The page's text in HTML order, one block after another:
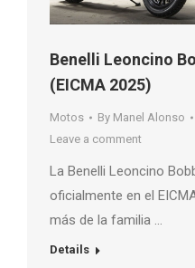
Benelli Leoncino
(EICMA 2025)
Motos By Manel Alonso
Leave a comment
La Benelli Leoncino
oficialmente en el
más de la familia …
Details